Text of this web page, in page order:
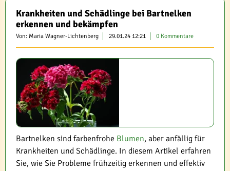
Krankheiten und Schädlinge bei Bartnelken
erkennen und bekämpfen
Von: Maria Wagner-Lichtenberg 29.01.24 12:21 0 Kommentare
Bartnelken sind farbenfrohe Blumen, aber anfällig für
Krankheiten und Schädlinge. In diesem Artikel erfahren
Sie, wie Sie Probleme frühzeitig erkennen und effektiv